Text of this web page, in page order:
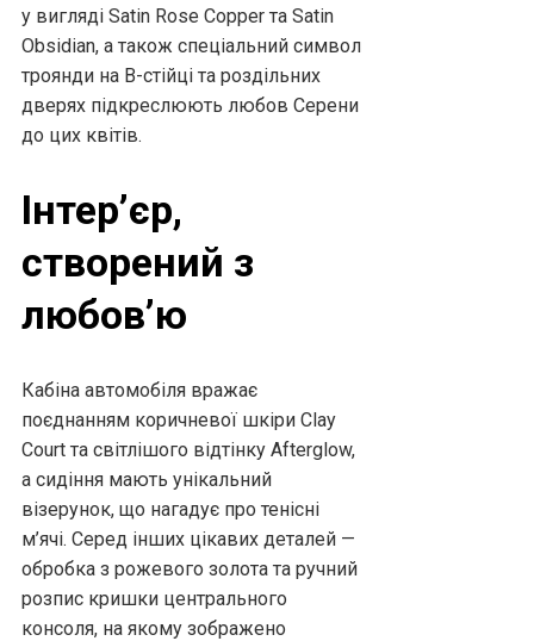
у вигляді Satin Rose Copper та Satin
Obsidian, а також спеціальний символ
троянди на B-стійці та роздільних
дверях підкреслюють любов Серени
до цих квітів.
Інтер’єр,
створений з
любов’ю
Кабіна автомобіля вражає
поєднанням коричневої шкіри Clay
Court та світлішого відтінку Afterglow,
а сидіння мають унікальний
візерунок, що нагадує про тенісні
м’ячі. Серед інших цікавих деталей —
обробка з рожевого золота та ручний
розпис кришки центрального
консоля, на якому зображено